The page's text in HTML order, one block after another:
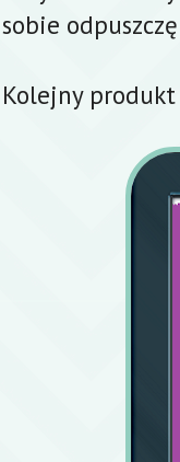
sobie
Kolejny